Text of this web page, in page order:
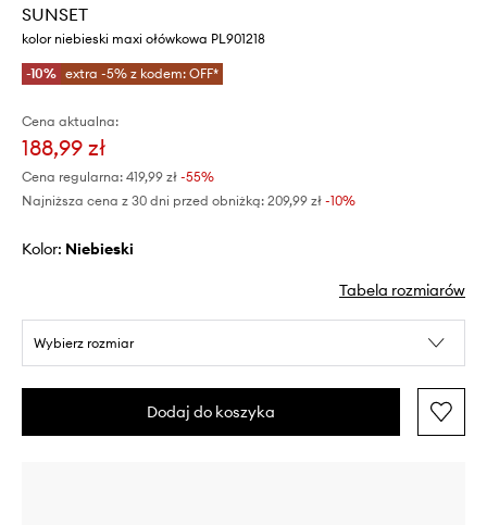
SUNSET
kolor niebieski maxi ołówkowa PL901218
-10% extra -5% z kodem: OFF*
Cena aktualna:
188,99 zł
Cena regularna: 419,99 zł -55%
Najniższa cena z 30 dni przed obniżką: 209,99 zł -10%
Kolor: niebieski
Tabela rozmiarów
Wybierz rozmiar
Dodaj do koszyka